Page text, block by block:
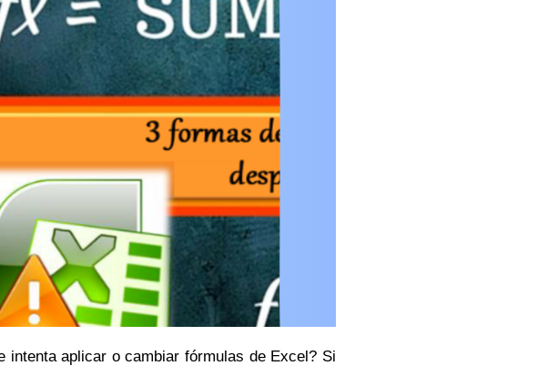
intenta aplicar o cambiar fórmulas de Excel? Si